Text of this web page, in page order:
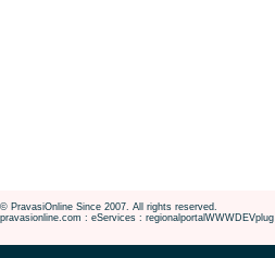
© PravasiOnline Since 2007. All rights reserved.
pravasionline.com : eServices : regionalportalWWWDEVplug